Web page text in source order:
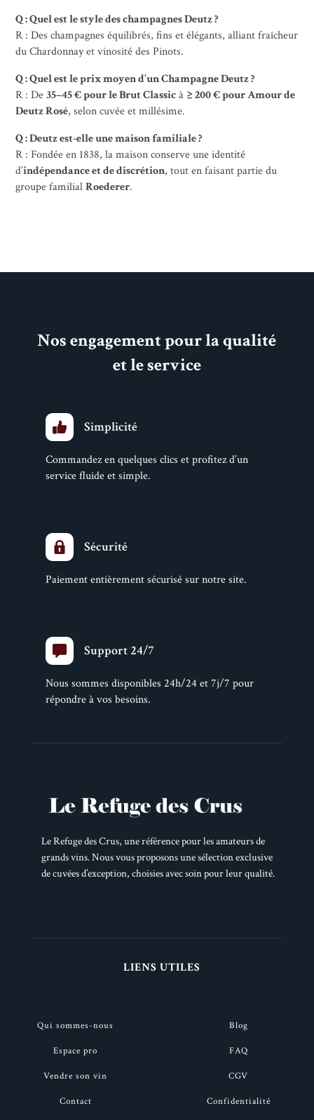
Q : Quel est le style des champagnes Deutz ?
R : Des champagnes équilibrés, fins et élégants, alliant fraîcheur
du Chardonnay et vinosité des Pinots.
Q : Quel est le prix moyen d’un Champagne Deutz ?
R : De35–45 € pour le Brut Classicà ≥ 200 € pour Amour de
Deutz Rosé, selon cuvée et millésime.
Q : Deutz est-elle une maison familiale ?
R : Fondée en 1838, la maison conserve une identité
d’indépendance et de discrétion, tout en faisant partie du
groupe familialRoederer.
Nos engagement pour la qualité
et le service
Simplicité
Commandez en quelques clics et profitez d’un
service fluide et simple.
Sécurité
Paiement entièrement sécurisé sur notre site.
Support 24/7
Nous sommes disponibles 24h/24 et 7j/7 pour
répondre à vos besoins.
Le Refuge des Crus, une référence pour les amateurs de
grands vins. Nous vous proposons une sélection exclusive
de cuvées d’exception, choisies avec soin pour leur qualité.
LIENS UTILES
Qui sommes-nous
Espace pro
Vendre son vin
Contact
Blog
FAQ
CGV
Confidentialité